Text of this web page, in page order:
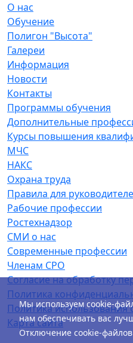
О нас
Обучение
Полигон "Высота"
Галереи
Информация
Новости
Контакты
Программы обучения
Дополнительные
Курсы повышения
МЧС
НАКС
Охрана труда
Правила для
Рабочие профессии
Ростехнадзор
СМИ о нас
Современные профессии
Членам СРО
Согласие на обработку
Политика
Политика использования
Карта сайта
Мы используем cookie-
нам обеспечивать вас
Отключение cookie-